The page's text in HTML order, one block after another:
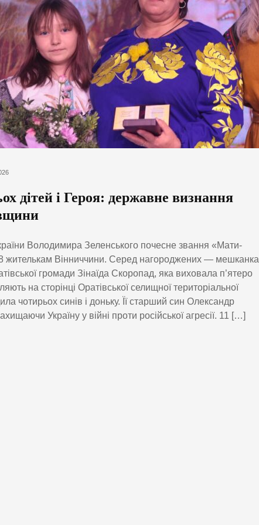
дітей і Героя: державне визнання
Володимира Зеленського почесне звання «Мати-
жителькам Вінниччини. Серед нагороджених — мешканка
громади Зінаїда Скоропад, яка виховала п’ятеро
на сторінці Оратівської селищної територіальної
чотирьох синів і доньку. Її старший син Олександр
Україну у війні проти російської агресії. 11 […]